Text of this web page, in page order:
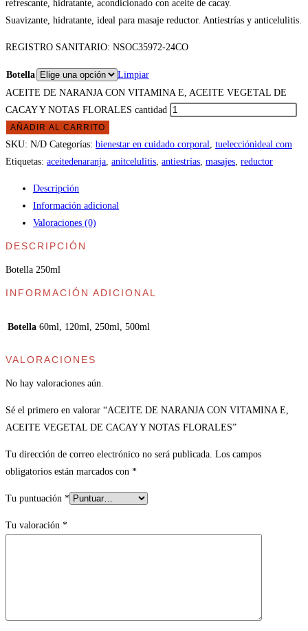
refrescante, hidratante, acondicionado con aceite de cacay.
Suavizante, hidratante, ideal para masaje reductor. Antiestrías y anticelulitis.
REGISTRO SANITARIO: NSOC35972-24CO
Botella
Limpiar
ACEITE DE NARANJA CON VITAMINA E, ACEITE VEGETAL DE
CACAY Y NOTAS FLORALES cantidad
AÑADIR AL CARRITO
SKU: N/D Categorías: bienestar en cuidado corporal
tuelecciónideal.com
Etiquetas: aceitedenaranja anitcelulitis antiestrías masajes reductor
Descripción
Información adicional
Valoraciones (0)
DESCRIPCIÓN
Botella 250ml
INFORMACIÓN ADICIONAL
Botella 60ml, 120ml, 250ml, 500ml
VALORACIONES
No hay valoraciones aún.
Sé el primero en valorar “ACEITE DE NARANJA CON VITAMINA E,
ACEITE VEGETAL DE CACAY Y NOTAS FLORALES”
Tu dirección de correo electrónico no será publicada. Los campos
obligatorios están marcados con *
Tu puntuación *
Tu valoración *